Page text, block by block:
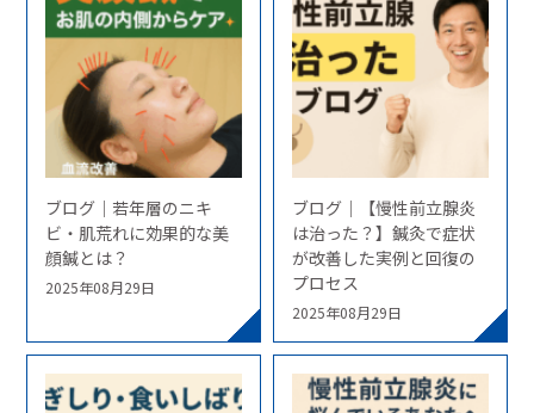
ブログ｜若年層のニキ
ビ・肌荒れに効果的な美
顔鍼とは？
2025年08月29日
ブログ｜【慢性前立腺炎
は治った？】鍼灸で症状
が改善した実例と回復の
プロセス
2025年08月29日